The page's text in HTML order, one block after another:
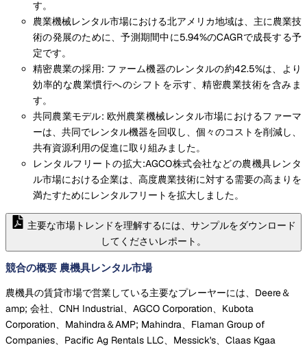
す。
農業機械レンタル市場における北アメリカ地域は、主に農業技
術の発展のために、予測期間中に5.94%のCAGRで成長する予
定です。
精密農業の採用: ファーム機器のレンタルの約42.5%は、より
効率的な農業慣行へのシフトを示す、精密農業技術を含みま
す。
共同農業モデル: 欧州農業機械レンタル市場におけるファーマ
ーは、共同でレンタル機器を回収し、個々のコストを削減し、
共有資源利用の促進に取り組みました。
レンタルフリートの拡大:AGCO株式会社などの農機具レンタ
ル市場における企業は、高度農業技術に対する需要の高まりを
満たすためにレンタルフリートを拡大しました。
主要な市場トレンドを理解するには、サンプルをダウンロード
してくださいレポート。
競合の概要 農機具レンタル市場
農機具の賃貸市場で営業している主要なプレーヤーには、Deere＆
amp; 会社、CNH Industrial、AGCO Corporation、Kubota
Corporation、Mahindra＆AMP; Mahindra、Flaman Group of
Companies、Pacific Ag Rentals LLC、Messick's、Claas Kgaa